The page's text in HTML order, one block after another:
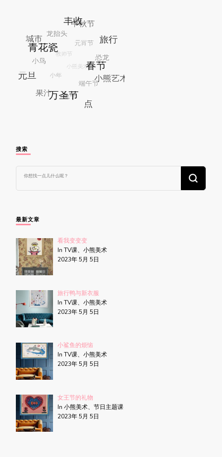
搜索
么
吗?
最新文章
看我变变变
In TV课、小熊美术
2023年 5月 5日
旅行鸭与新衣服
In TV课、小熊美术
2023年 5月 5日
小鲨鱼的烦恼
In TV课、小熊美术
2023年 5月 5日
女王节的礼物
In 小熊美术、节日主题课
2023年 5月 5日